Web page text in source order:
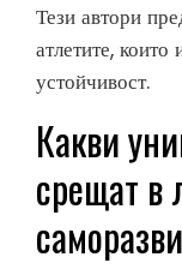
Тези автори
атлетите,
устойчивост.
Какви
срещат в